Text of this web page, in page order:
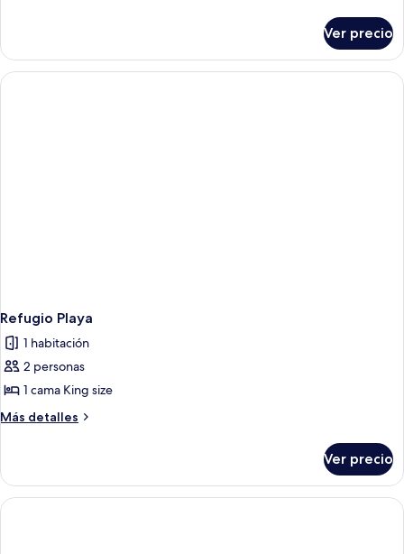
Mar
Ver precio
Refugio Playa
1 habitación
2 personas
1 cama King size
Más detalles
Más
Playa
Ver precio